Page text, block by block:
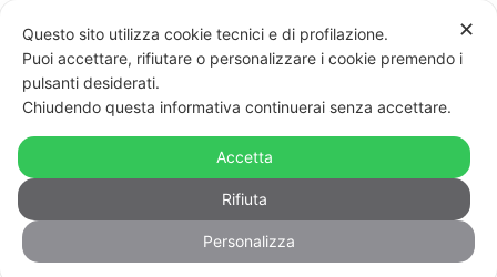
CERCA
Ricerca risultati per: "omofobia"
Non sei contento dei risultati? Cerca di nuovo con altre
parole chiave
#EQUALGAME, LA CAMPAGNA
✕
Questo sito utilizza cookie tecnici e di profilazione.
Puoi accettare, rifiutare o personalizzare i cookie premendo i
pulsanti desiderati.
Chiudendo questa informativa continuerai senza accettare.
Accetta
Rifiuta
Personalizza